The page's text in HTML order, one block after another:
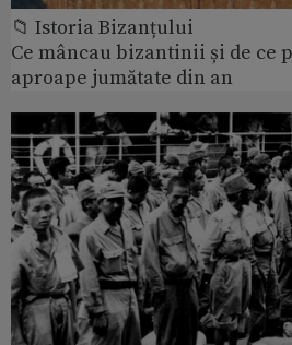
📁 Istoria Bizanțului
Ce mâncau bizantinii și de ce
aproape jumătate din an